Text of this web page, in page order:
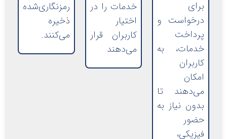
درخواست و
پرداخت
خدمات، به
کاربران
می‌دهند تا
بدون نیاز به
فیزیکی،
خدمات را در
اختیار
کاربران قرار
می‌دهند
رمزنگاری‌شده
می‌کنند.